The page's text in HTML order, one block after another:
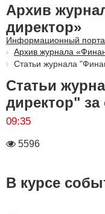
Архив
директор»
Информационный
Архив журнала
Статьи журнала
Статьи
директор" за
09:35
Количество
5596
В курсе